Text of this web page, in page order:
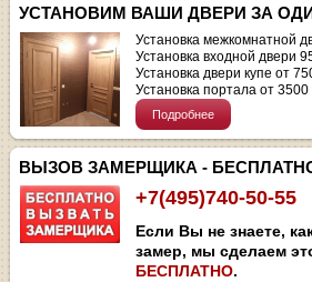
УСТАНОВИМ ВАШИ ДВЕРИ ЗА
Установка межкомнатной
Установка входной двери
Установка двери купе от
Установка портала от 3500
Подробнее
ВЫЗОВ ЗАМЕРЩИКА -
+7(495)740-50-55
Если Вы не знаете,
замер, мы сделаем
БЕСПЛАТНО.